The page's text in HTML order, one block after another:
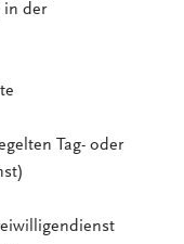
in der
Tag- oder